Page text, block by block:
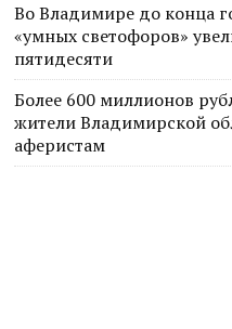
Во Владимире до конца
«умных светофоров»
пятидесяти
Более 600 миллионов
жители Владимирской
аферистам